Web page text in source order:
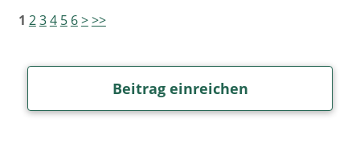
1 234 5 6>>>
Beitrag einreichen